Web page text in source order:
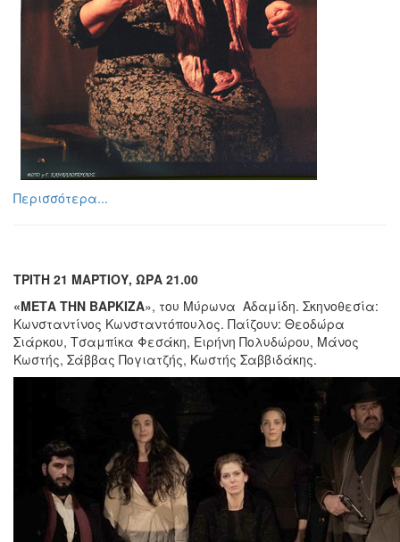
Περισσότερα...
TΡΙΤΗ 21 ΜΑΡΤΙΟΥ, ΩΡΑ 21.00
«ΜΕΤΑ ΤΗΝ ΒΑΡΚΙΖΑ», του Μύρωνα Αδαμίδη. Σκηνοθεσία:
Κωνσταντίνος Κωνσταντόπουλος. Παίζουν: Θεοδώρα
Σιάρκου, Τσαμπίκα Φεσάκη, Ειρήνη Πολυδώρου, Μάνος
Κωστής, Σάββας Πογιατζής, Κωστής Σαββιδάκης.